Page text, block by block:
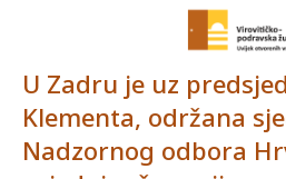
U Zadru je uz
Klementa, održana
Nadzornog odbora